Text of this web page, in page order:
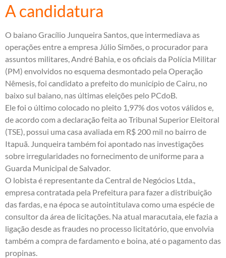
A candidatura
O baiano Gracílio Junqueira Santos, que intermediava as
operações entre a empresa Júlio Simões, o procurador para
assuntos militares, André Bahia, e os oficiais da Polícia Militar
(PM) envolvidos no esquema desmontado pela Operação
Nêmesis , foi candidato a prefeito do município de Cairu, no
baixo sul baiano, nas últimas eleições pelo PCdoB.
Ele foi o último colocado no pleito 1,97% dos votos válidos e,
de acordo com a declaraçãofeita ao Tribunal Superior Eleitoral
(TSE), possui uma casa avaliada em R$ 200 mil no bairro de
Itapuã. Junqueira também foi apontado nas investigações
sobre irregularidades no fornecimento de uniforme para a
Guarda Municipal de Salvador.
O lobista é representante da Central de Negócios Ltda.,
empresa contratada pela Prefeitura para fazer a distribuição
das fardas, e na época se autointitulava como uma espécie de
consultor da área de licitações. Na atual maracutaia, ele fazia a
ligação desde as fraudes no processo licitatório, que envolvia
também a compra de fardamento e boina, até o pagamento das
propinas.